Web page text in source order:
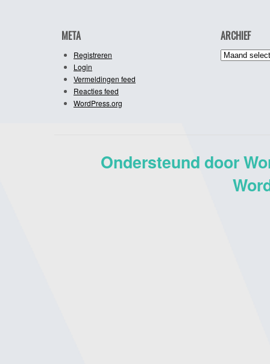
META
Registreren
Login
Vermeldingen feed
Reacties feed
WordPress.org
ARCHIEF
Archief
Ondersteund door